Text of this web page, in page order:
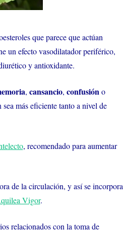
que parece que actúan
un efecto vasodilatador periférico,
y antioxidante.
, cansancio, confusión o
más eficiente tanto a nivel de
, recomendado para aumentar
de la circulación, y así se incorpora
Vigor.
relacionados con la toma de